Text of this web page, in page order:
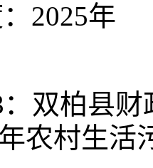
2025年
：双柏县
农村生活